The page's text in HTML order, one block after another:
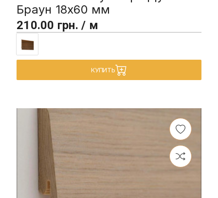
Браун 18х60 мм
210.00 грн. / м
КУПИТЬ